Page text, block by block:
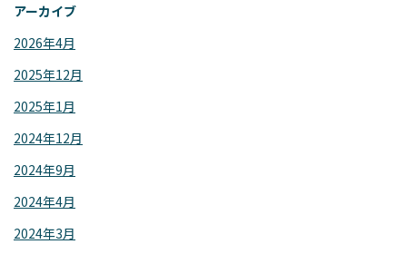
アーカイブ
2026年4月
2025年12月
2025年1月
2024年12月
2024年9月
2024年4月
2024年3月